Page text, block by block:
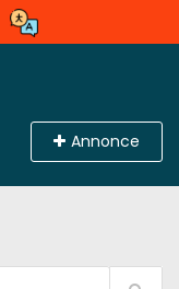
Annonce